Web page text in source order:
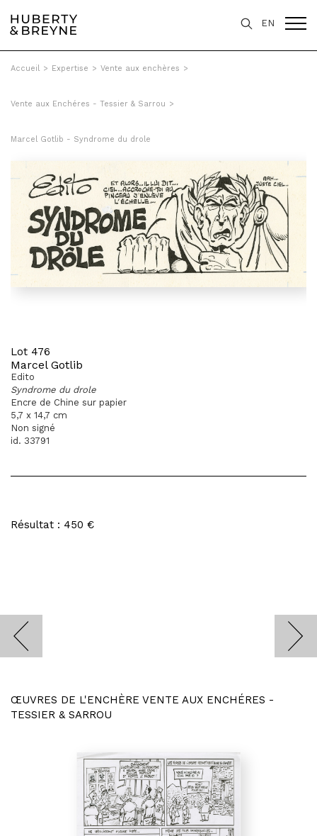
EN
Accueil > Expertise > Vente aux enchères >
Vente aux Enchéres - Tessier & Sarrou >
Marcel Gotlib - Syndrome du drole
Lot 476
Marcel Gotlib
Edito
Syndrome du drole
Encre de Chine sur papier
5,7 x 14,7 cm
Non signé
id. 33791
Résultat : 450 €
ŒUVRES DE L'ENCHÈRE VENTE AUX ENCHÉRES -
TESSIER & SARROU